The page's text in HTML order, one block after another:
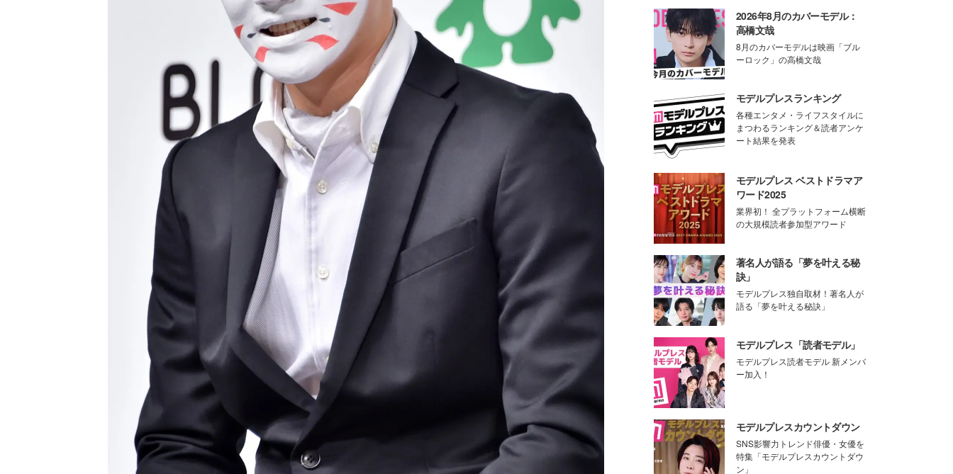
2026年8月のカバーモデル：
高橋文哉
8月のカバーモデルは映画「ブル
ーロック」の高橋文哉
モデルプレスランキング
各種エンタメ・ライフスタイルに
まつわるランキング＆読者アンケ
ート結果を発表
モデルプレス ベストドラマア
ワード2025
業界初！ 全プラットフォーム横断
の大規模読者参加型アワード
著名人が語る「夢を叶える秘
訣」
モデルプレス独自取材！著名人が
語る「夢を叶える秘訣」
モデルプレス「読者モデル」
モデルプレス読者モデル 新メンバ
ー加入！
モデルプレスカウントダウン
SNS影響力トレンド俳優・女優を
特集「モデルプレスカウントダウ
ン」